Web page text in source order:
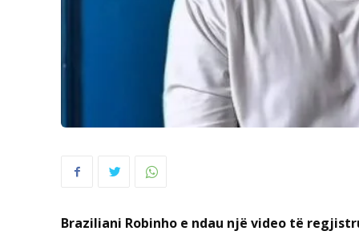
Braziliani Robinho e ndau një video të